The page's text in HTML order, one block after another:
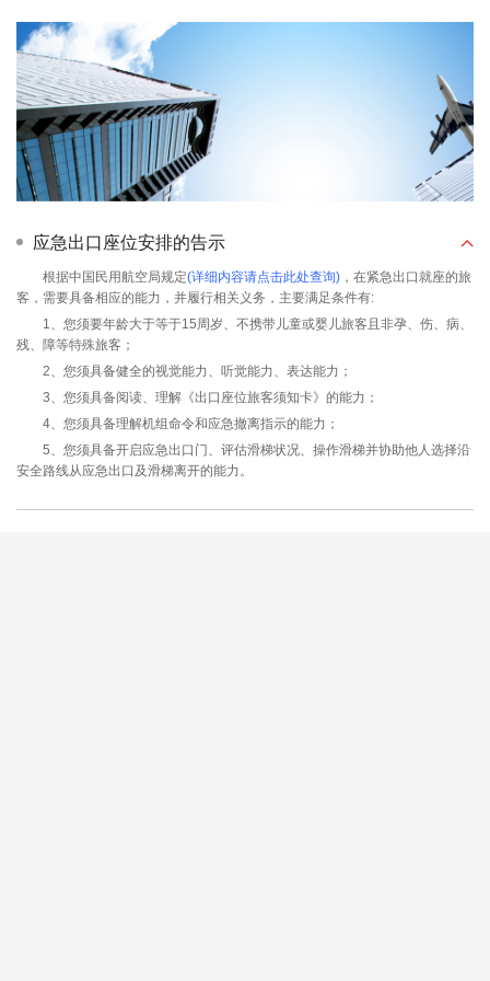
应急出口座位安排的告示
根据中国民用航空局规定(详细内容请点击此处查询) ，在紧急出口就座的旅
客，需要具备相应的能力，并履行相关义务，主要满足条件有:
1、您须要年龄大于等于15周岁、不携带儿童或婴儿旅客且非孕、伤、病、
残、障等特殊旅客；
2、您须具备健全的视觉能力、听觉能力、表达能力；
3、您须具备阅读、理解《出口座位旅客须知卡》的能力；
4、您须具备理解机组命令和应急撤离指示的能力；
5、您须具备开启应急出口门、评估滑梯状况、操作滑梯并协助他人选择沿
安全路线从应急出口及滑梯离开的能力。